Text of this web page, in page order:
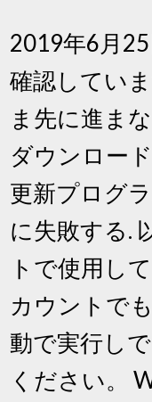
2019年6月
確認してい
ま先に進ま
ダウンロー
更新プログ
に失敗する.
トで使用し
カウントで
動で実行し
ください。